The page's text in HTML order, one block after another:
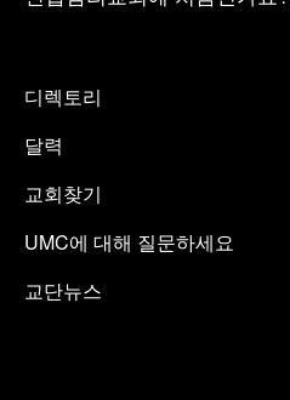
디렉토리
달력
교회찾기
UMC에 대해 질문하세요
교단뉴스